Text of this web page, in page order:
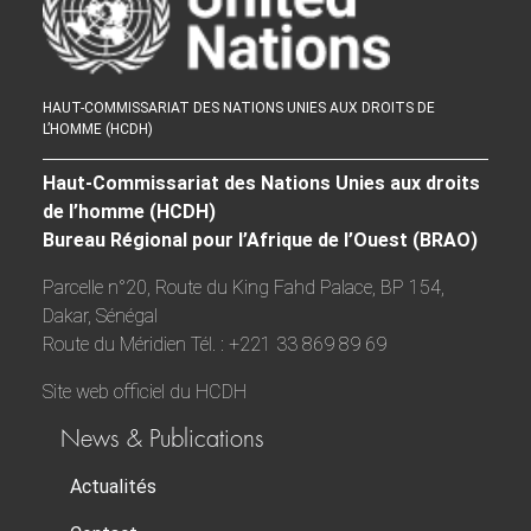
HAUT-COMMISSARIAT DES NATIONS UNIES AUX DROITS DE
L’HOMME (HCDH)
Haut-Commissariat des Nations Unies aux droits
de l’homme (HCDH)
Bureau Régional pour l’Afrique de l’Ouest (BRAO)
Parcelle n°20, Route du King Fahd Palace, BP 154,
Dakar, Sénégal
Route du Méridien Tél. : +221 33 869 89 69
Site web officiel du HCDH
News & Publications
Actualités